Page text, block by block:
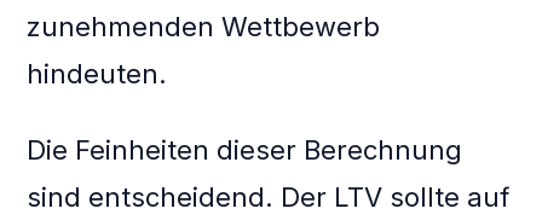
zunehmenden Wettbewerb
hindeuten.
Die Feinheiten dieser Berechnung
sind entscheidend. Der LTV sollte auf